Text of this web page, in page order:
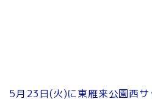
5月23日(火)に東雁来公園西